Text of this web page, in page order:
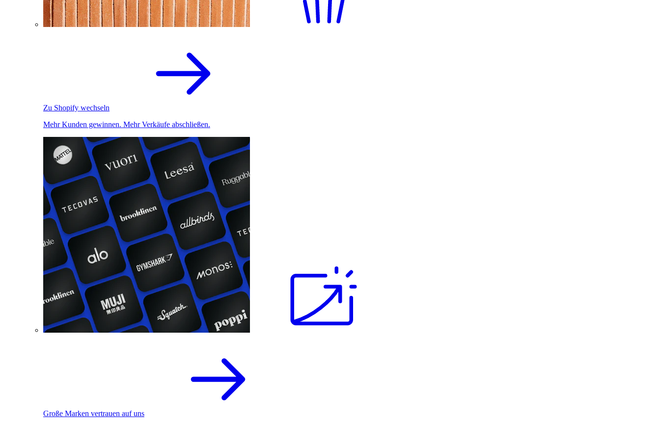
Zu Shopify wechseln
Mehr Kunden gewinnen. Mehr Verkäufe abschließen.
Große Marken vertrauen auf uns